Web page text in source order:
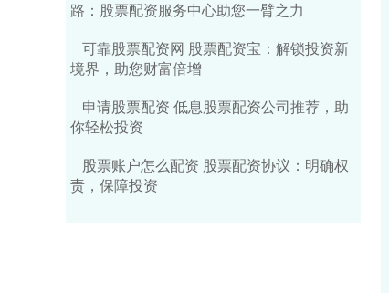
路：股票配资服务中心助您一臂之力
可靠股票配资网 股票配资宝：解锁投资新
境界，助您财富倍增
申请股票配资 低息股票配资公司推荐，助
你轻松投资
股票账户怎么配资 股票配资协议：明确权
责，保障投资